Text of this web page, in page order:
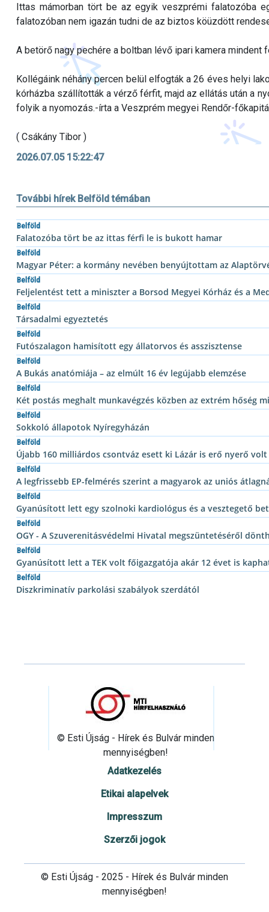
Ittas mámorban tört be az egyik veszprémi falatozóba
falatozóban nem igazán tudni de az biztos köüzdött
A betörő nagy pechére a boltban lévő ipari kamera
Kollégáink néhány percen belül elfogták a 26 éves helyi
kórházba szállították a vérző férfit, majd az ellátás után a
folyik a nyomozás.-írta a Veszprém megyei Rendőr-
( Csákány Tibor )
2026.07.05 15:22:47
További hírek Belföld témában
Belföld
Falatozóba tört be az ittas férfi le is bukott hamar
Belföld
Magyar Péter: a kormány nevében benyújtottam az
Belföld
Feljelentést tett a miniszter a Borsod Megyei Kórház és a
Belföld
Társadalmi egyeztetés
Belföld
Futószalagon hamisított egy állatorvos és asszisztense
Belföld
A Bukás anatómiája – az elmúlt 16 év legújabb elemzése
Belföld
Két postás meghalt munkavégzés közben az extrém hőség
Belföld
Sokkoló állapotok Nyíregyházán
Belföld
Újabb 160 milliárdos csontváz esett ki Lázár is erő nyerő volt
Belföld
A legfrissebb EP-felmérés szerint a magyarok az uniós
Belföld
Gyanúsított lett egy szolnoki kardiológus és a vesztegető
Belföld
OGY - A Szuverenitásvédelmi Hivatal megszüntetéséről
Belföld
Gyanúsított lett a TEK volt főigazgatója akár 12 évet is
Belföld
Diszkriminatív parkolási szabályok szerdától
© Esti Újság - Hírek és Bulvár minden
mennyiségben!
Adatkezelés
Etikai alapelvek
Impresszum
Szerzői jogok
© Esti Újság - 2025 - Hírek és Bulvár minden
mennyiségben!